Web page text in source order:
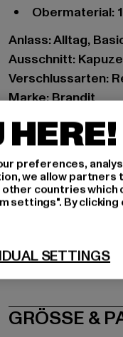
Obermaterial:
Anlass: Alltag,
Ausschnitt: Kapuze
Verschlussarten:
Marke: Brandit
Kat.: Bomberjacken
Farbe: schwarz
Hersteller Farbe:
25% Polyester
Art.Nr: BD3150-
Hersteller: Brandit
Spichernstraße 6a |
HERE!
preferences,
we allow
countries which
settings". By
SETTINGS